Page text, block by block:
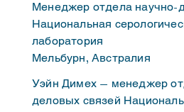
Менеджер отдела научно-
Национальная
лаборатория
Мельбурн, Австралия
Уэйн Димех — менеджер
деловых связей